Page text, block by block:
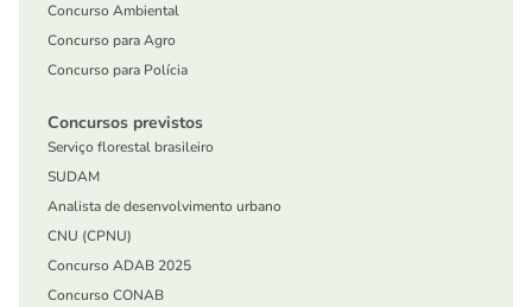
Concurso Ambiental
Concurso para Agro
Concurso para Polícia
Concursos previstos
Serviço florestal brasileiro
SUDAM
Analista de desenvolvimento urbano
CNU (CPNU)
Concurso ADAB 2025
Concurso CONAB